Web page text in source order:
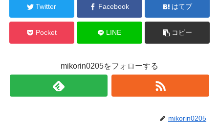
Twitter Facebook はてブ
Pocket LINE コピー
mikorin0205をフォローする
mikorin0205